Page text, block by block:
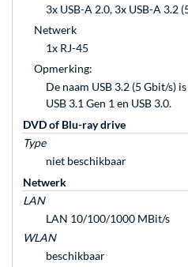
3x USB-A 2.0, 3x USB-A 3.2
Netwerk
1x RJ-45
Opmerking:
De naam USB 3.2 (5 Gbit/s)
USB 3.1 Gen 1 en USB 3.0.
DVD of Blu-ray drive
Type
niet beschikbaar
Netwerk
LAN
LAN 10/100/1000 MBit/s
WLAN
beschikbaar